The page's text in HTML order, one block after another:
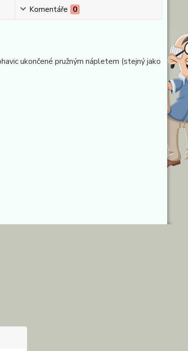
Komentáře 0
ukončené pružným nápletem (stejný jako